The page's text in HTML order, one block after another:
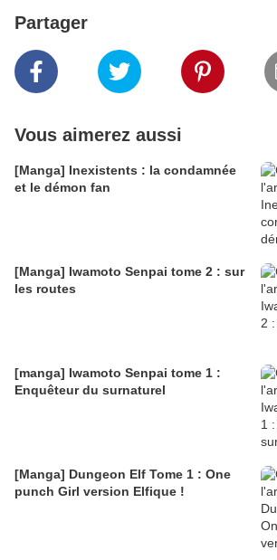
Partager
Vous aimerez aussi
[Manga] Inexistents : la condamnée
et le démon fan
[Manga] Iwamoto Senpai tome 2 : sur
les routes
[manga] Iwamoto Senpai tome 1 :
Enquêteur du surnaturel
[Manga] Dungeon Elf Tome 1 : One
punch Girl version Elfique !